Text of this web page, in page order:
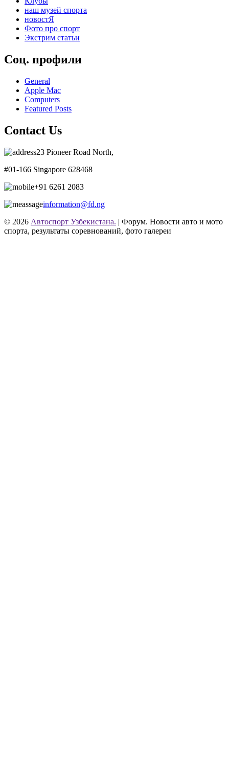
наш музей спорта
новостЯ
Фото про спорт
Экстрим статьи
Соц. профили
General
Apple Mac
Computers
Featured Posts
Contact Us
23 Pioneer Road North,
#01-166 Singapore 628468
+91 6261 2083
information@fd.ng
© 2026 Автоспорт Узбекистана. | Форум. Новости авто и мото
спорта, результаты соревнований, фото галереи